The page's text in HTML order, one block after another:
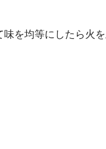
を均等にしたら火